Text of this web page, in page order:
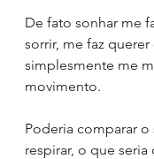
De fato sonhar me
sorrir, me faz querer
simplesmente me
movimento.
Poderia comparar o
respirar, o que seria